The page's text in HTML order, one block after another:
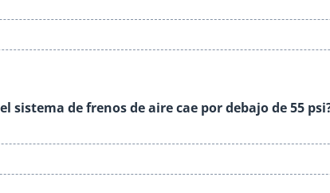
sistema de frenos de aire cae por debajo de 55